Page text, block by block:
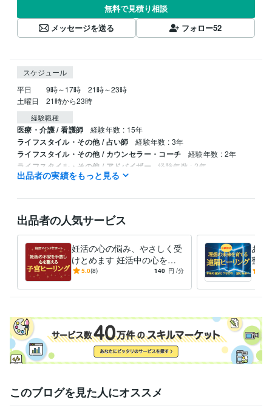
無料で見積り相談
メッセージを送る
フォロー52
スケジュール
平日　　9時～17時　21時～23時
土曜日　21時から23時
経験職種
医療・介護 / 看護師 経験年数 : 15年
ライフスタイル・その他 / 占い師 経験年数 : 3年
ライフスタイル・その他 / カウンセラー・コーチ 経験年数 : 2年
ライフスタイル・その他 / アドバイザー 経験年数 : 2年
マヤ暦アドバイザー 取得年 : 2022年
看護師
認定レイキヒーラー 取得年 : 2020年
出品者の実績をもっと見る
出品者の人気サービス
妊活の心の悩み、やさしく受
けとめます 妊活中の心を整
えて妊娠力アップを目指す
5.0(8) 140 円 /分
あな
整え
歩踏
このブログを見た人にオススメ